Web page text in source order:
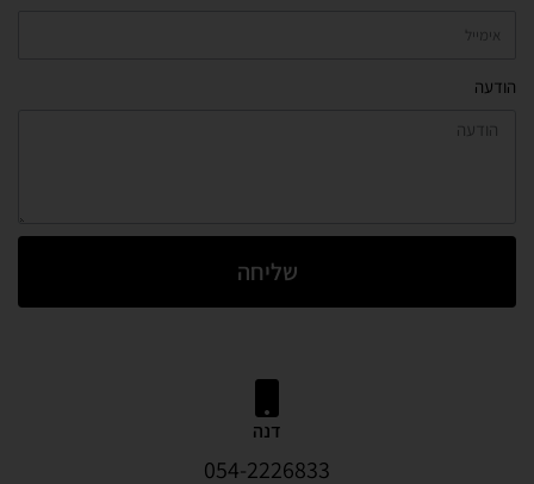
הודעה
שליחה
דנה
054-2226833